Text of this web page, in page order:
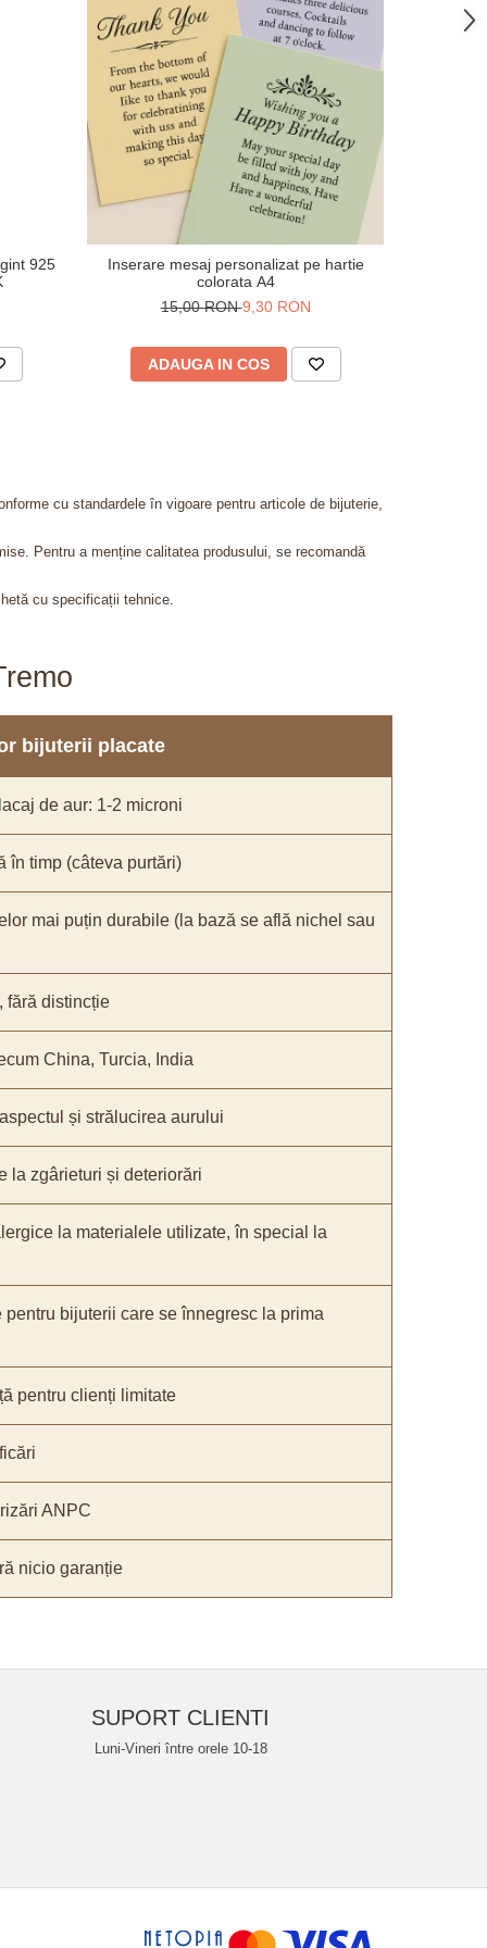
925
Inserare mesaj personalizat pe hartie
colorata A4
15,00 RON9,30 RON
ADAUGA IN COS
cu standardele în vigoare pentru articole de bijuterie,
Pentru a menține calitatea produsului, se recomandă
cu specificații tehnice.
bijuterii placate
de aur: 1-2 microni
în timp (câteva purtări)
mai puțin durabile (la bază se află nichel sau
fără distincție
China, Turcia, India
și strălucirea aurului
la zgârieturi și deteriorări
la materialele utilizate, în special la
bijuterii care se înnegresc la prima
pentru clienți limitate
ANPC
nicio garanție
SUPORT CLIENTI
Luni-Vineri între orele 10-18